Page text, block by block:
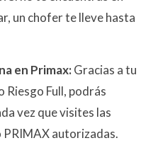
un chofer te lleve hasta
en Primax:Gracias a tu
Riesgo Full, podrás
vez que visites las
autorizadas.